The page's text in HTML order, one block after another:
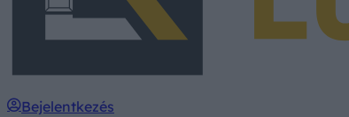
Bejelentkezés